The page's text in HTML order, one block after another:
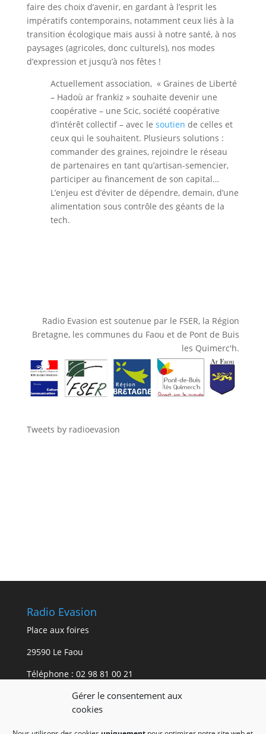
Gérer le consentement aux
cookies
faire des choix d’avenir, en gardant à l’esprit les
impératifs contemporains, notamment ceux liés à la
transition écologique mais aussi à notre santé, à nos
paysages (agricoles, donc culturels), nos modes
d’expression et jusqu’à nos fêtes !
Actuellement association, « Graines de Liberté
– Hadoù ar frankiz » souhaite devenir une
coopérative – une Scic, société coopérative
d’intérêt collectif – avec le soutien de celles et
ceux qui le souhaitent. Plusieurs solutions :
commander des graines, rejoindre le réseau
de partenaires en tant qu’artisan-semencier,
participer au financement de son capital…
L’enjeu est d’éviter de dépendre, demain, d’une
alimentation sous contrôle des géants de la
tech.
Radio Evasion est soutenue par le FSER, la Région
Bretagne, les communes du Faou et de Pont de Buis
les Quimerc'h.
Tweets by radioevasion
Radio Evasion
Place aux foires
29590 Le Faou
Téléphone : 02 98 81 00 21
Mentions légales.
Les mentions légales du site internet de Radio